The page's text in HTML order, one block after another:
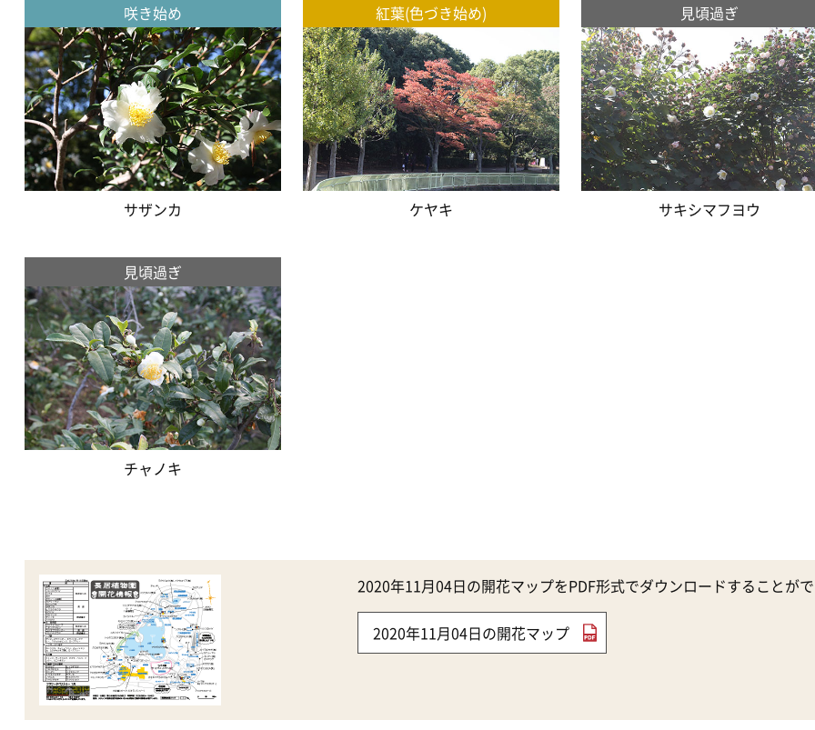
咲き始め
サザンカ
紅葉(色づき始め)
ケヤキ
見頃過ぎ
サキシマフヨウ
見頃過ぎ
チャノキ
2020年11月04日の開花マップをPDF形式でダウンロードすることがで
2020年11月04日の開花マップ